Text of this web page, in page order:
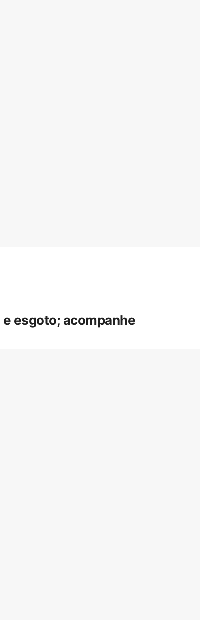
esgoto; acompanhe